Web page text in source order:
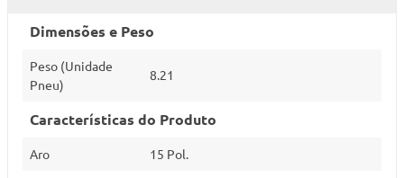
Dimensões e Peso
Peso (Unidade
Pneu)
8.21
Características do Produto
Aro 15 Pol.